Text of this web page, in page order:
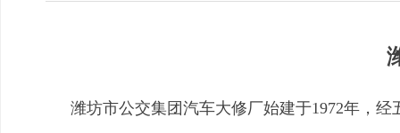
潍坊市公交集团汽车大修厂始建于1972年，